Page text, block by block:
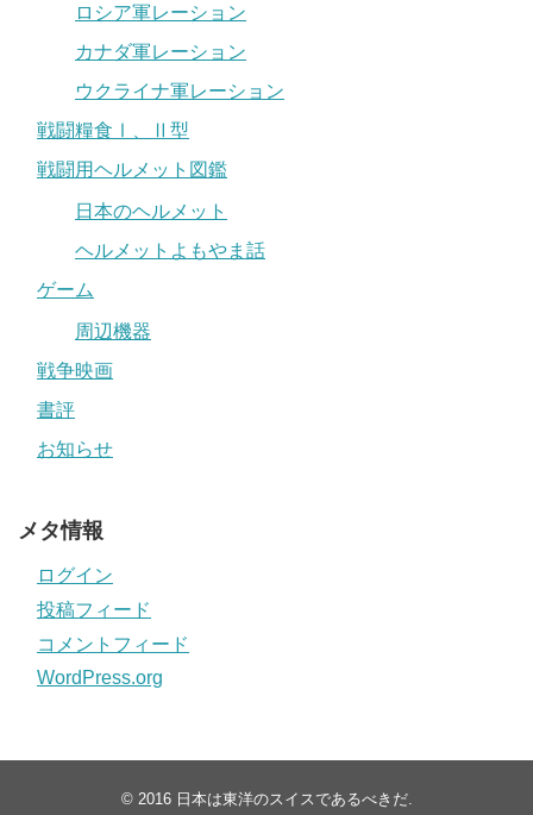
ロシア軍レーション
カナダ軍レーション
ウクライナ軍レーション
戦闘糧食Ⅰ、Ⅱ型
戦闘用ヘルメット図鑑
日本のヘルメット
ヘルメットよもやま話
ゲーム
周辺機器
戦争映画
書評
お知らせ
メタ情報
ログイン
投稿フィード
コメントフィード
WordPress.org
© 2016 日本は東洋のスイスであるべきだ.